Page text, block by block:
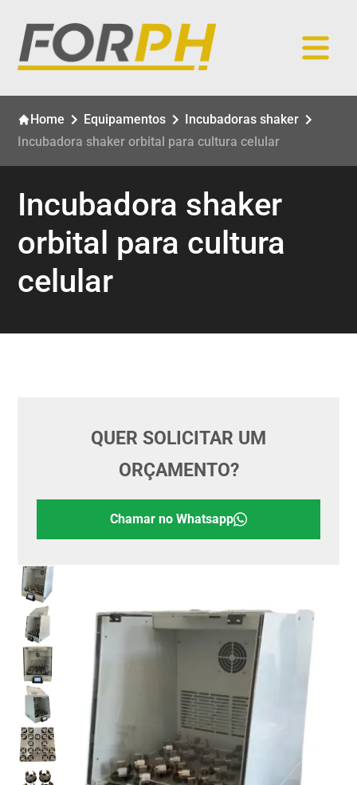
Home Equipamentos
Incubadoras shaker
Incubadora shaker orbital para cultura celular
Incubadora shaker
orbital para cultura
celular
QUER SOLICITAR UM
ORÇAMENTO?
Chamar no Whatsapp